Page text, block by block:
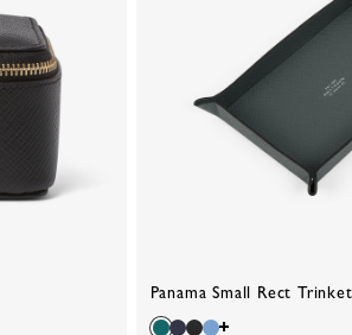
Panama Small Rect